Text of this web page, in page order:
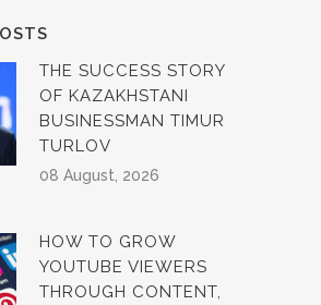
THE SUCCESS STORY
OF KAZAKHSTANI
BUSINESSMAN TIMUR
TURLOV
08 August, 2026
HOW TO GROW
YOUTUBE VIEWERS
THROUGH CONTENT,